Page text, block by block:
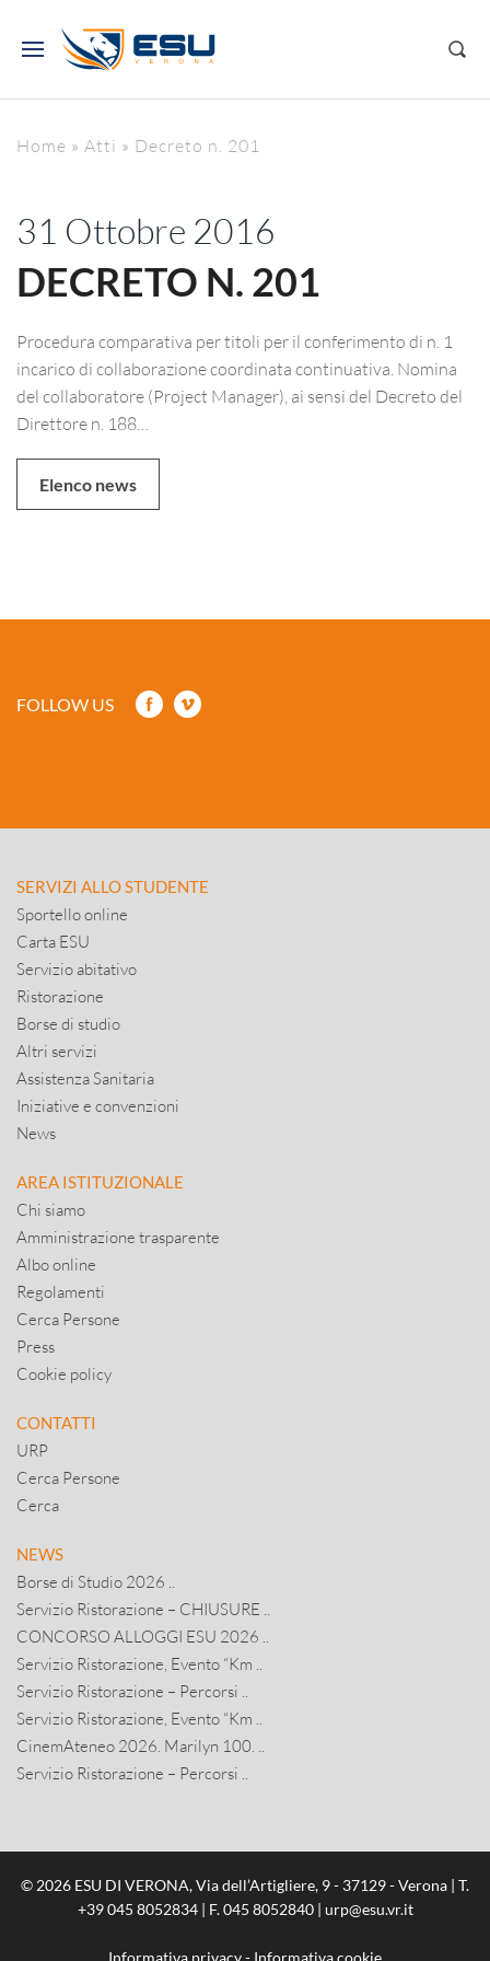
Home » Atti » Decreto n. 201
31 Ottobre 2016
DECRETO N. 201
Procedura comparativa per titoli per il conferimento di n. 1
incarico di collaborazione coordinata continuativa. Nomina
del collaboratore (Project Manager), ai sensi del Decreto del
Direttore n. 188…
Elenco news
FOLLOW US
SERVIZI ALLO STUDENTE
Sportello online
Carta ESU
Servizio abitativo
Ristorazione
Borse di studio
Altri servizi
Assistenza Sanitaria
Iniziative e convenzioni
News
AREA ISTITUZIONALE
Chi siamo
Amministrazione trasparente
Albo online
Regolamenti
Cerca Persone
Press
Cookie policy
CONTATTI
URP
Cerca Persone
Cerca
NEWS
Borse di Studio 2026 ..
Servizio Ristorazione – CHIUSURE ..
CONCORSO ALLOGGI ESU 2026 ..
Servizio Ristorazione, Evento “Km ..
Servizio Ristorazione – Percorsi ..
Servizio Ristorazione, Evento “Km ..
CinemAteneo 2026. Marilyn 100. ..
Servizio Ristorazione – Percorsi ..
© 2026 ESU DI VERONA, Via dell’Artigliere, 9 - 37129 - Verona | T.
+39 045 8052834| F. 045 8052840 | urp@esu.vr.it
Informativa privacy- Informativa cookie